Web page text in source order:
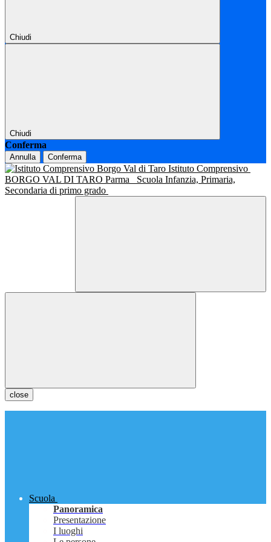
Chiudi
Chiudi
Conferma
Annulla Conferma
Istituto Comprensivo
BORGO VAL DI TARO Parma
Scuola Infanzia, Primaria,
Secondaria di primo grado
close
Scuola
Panoramica
Presentazione
I luoghi